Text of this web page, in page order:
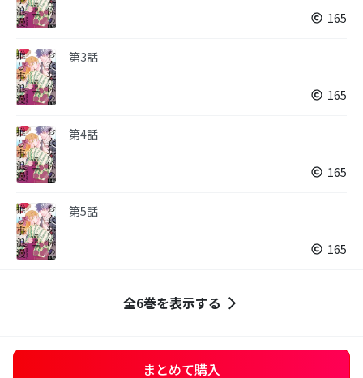
165
第3話
165
第4話
165
第5話
165
全6巻を表示する
まとめて購入